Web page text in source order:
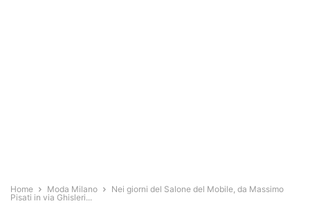
Home Moda Milano
Nei giorni del Salone del Mobile, da Massimo
Pisati in via Ghisleri...